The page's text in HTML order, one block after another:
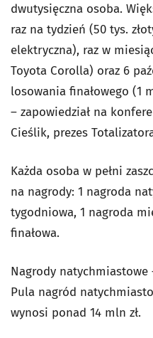
dwutysięczna osoba.
raz na tydzień (50 tys.
elektryczna), raz w
Toyota Corolla) oraz 6
losowania finałowego (1
– zapowiedział na
Cieślik, prezes
Każda osoba w pełni
na nagrody: 1 nagroda
tygodniowa, 1 nagroda
finałowa.
Nagrody natychmiastowe
Pula nagród
wynosi ponad 14 mln zł.